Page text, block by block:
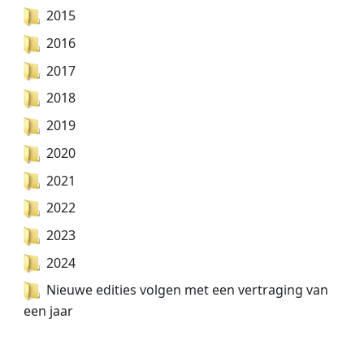
2015
2016
2017
2018
2019
2020
2021
2022
2023
2024
Nieuwe edities volgen met een vertraging van
een jaar